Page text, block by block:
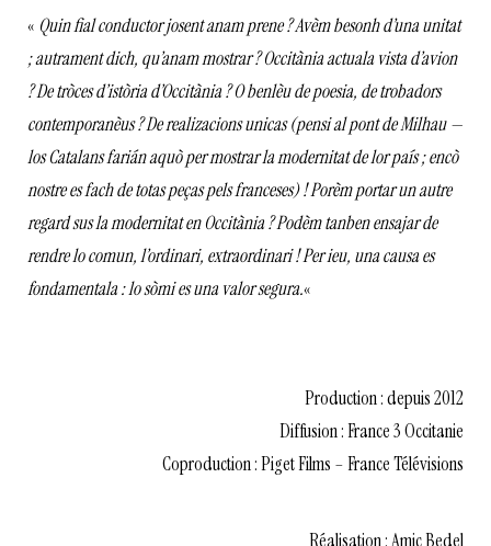
« Quin fial conductor josent anam prene ? Avèm besonh d’una unitat
; autrament dich, qu’anam mostrar ? Occitània actuala vista d’avion
? De tròces d’istòria d’Occitània ? O benlèu de poesia, de trobadors
contemporanèus ? De realizacions unicas (pensi al pont de Milhau —
los Catalans farián aquò per mostrar la modernitat de lor país ; encò
nostre es fach de totas peças pels franceses) ! Porèm portar un autre
regard sus la modernitat en Occitània ? Podèm tanben ensajar de
rendre lo comun, l’ordinari, extraordinari ! Per ieu, una causa es
fondamentala : lo sòmi es una valor segura.«
Production : depuis 2012
Diffusion : France 3 Occitanie
Coproduction : Piget Films – France Télévisions
Réalisation : Amic Bedel